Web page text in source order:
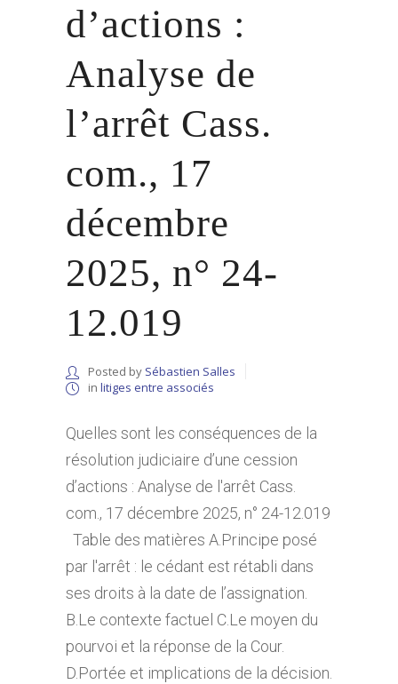
d’actions :
Analyse de
l’arrêt Cass.
com., 17
décembre
2025, n° 24-
12.019
Posted by Sébastien Salles
in litiges entre associés
Quelles sont les conséquences de la
résolution judiciaire d’une cession
d’actions : Analyse de l'arrêt Cass.
com., 17 décembre 2025, n° 24-12.019
Table des matières A.Principe posé
par l'arrêt : le cédant est rétabli dans
ses droits à la date de l’assignation.
B.Le contexte factuel C.Le moyen du
pourvoi et la réponse de la Cour.
D.Portée et implications de la décision.